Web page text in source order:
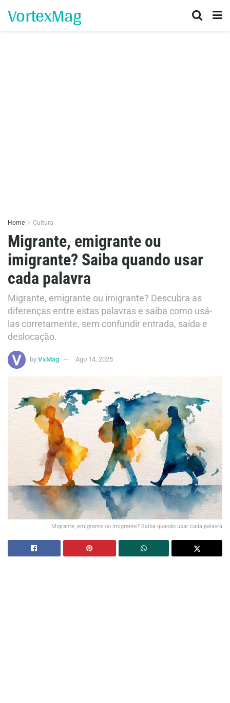
VortexMag
Home Cultura
Migrante, emigrante ou
imigrante? Saiba quando usar
cada palavra
Migrante, emigrante ou imigrante? Descubra as
diferenças entre estas palavras e saiba como usá-
las corretamente, sem confundir entrada, saída e
deslocação.
by VxMag Ago 14, 2025
Migrante, emigrante ou imigrante? Saiba quando usar cada palavra